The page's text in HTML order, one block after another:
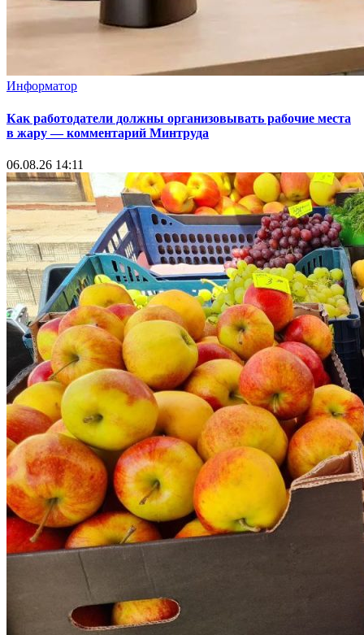
Информатор
Как работодатели должны организовывать рабочие места
в жару — комментарий Минтруда
06.08.26 14:11